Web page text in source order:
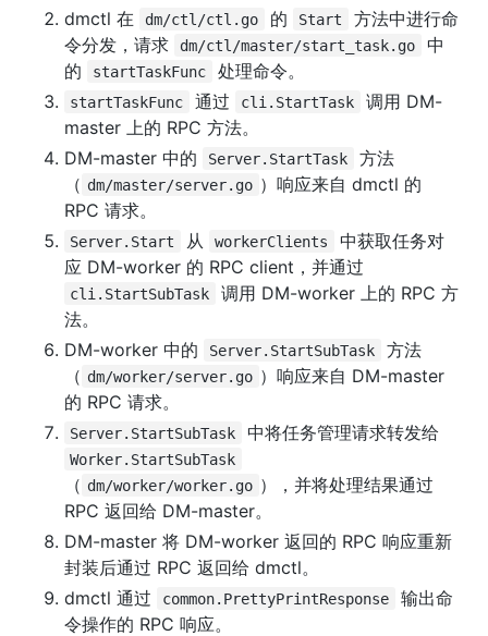
dmctl 在
dm/ctl/ctl.go 的 Start
方法中进行命
令分发，请求
dm/ctl/master/start_task.go
中
的
startTaskFunc 处理命令。
startTaskFunc 通过 cli.StartTask
调用 DM-
master 上的 RPC 方法。
DM-master 中的
Server.StartTask
方法
（ dm/master/server.go ）响应来自 dmctl 的
RPC 请求。
Server.Start 从 workerClients
中获取任务对
应 DM-worker 的 RPC client，并通过
cli.StartSubTask
调用 DM-worker 上的 RPC 方
法。
DM-worker 中的
Server.StartSubTask
方法
（ dm/worker/server.go ）响应来自 DM-master
的 RPC 请求。
Server.StartSubTask 中将任务管理请求转发给
Worker.StartSubTask
（ dm/worker/worker.go ），并将处理结果通过
RPC 返回给 DM-master。
DM-master 将 DM-worker 返回的 RPC 响应重新
封装后通过 RPC 返回给 dmctl。
dmctl 通过
common.PrettyPrintResponse
输出命
令操作的 RPC 响应。